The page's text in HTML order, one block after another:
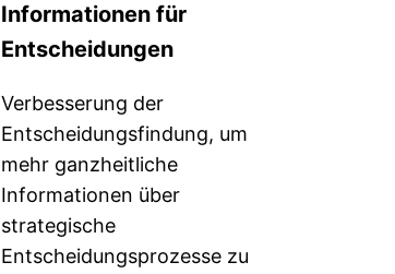
Informationen für
Entscheidungen
Verbesserung der
Entscheidungsfindung, um
mehr ganzheitliche
Informationen über
strategische
Entscheidungsprozesse zu